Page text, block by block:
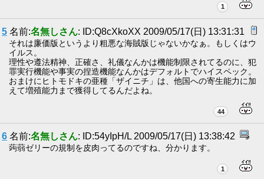
1
5 名前:名無しさん: ID:Q8cXkoXX 2009/05/17(日) 13:31:31
それは廉価版というより粗悪な海賊版じゃないかなぁ。もしくはウ
イルス。
理性や遵法精神、正確さ、礼儀なんかは機能制限されてるのに、犯
罪実行機能や事実の捏造機能なんかはデフォルトでハイスペック。
おまけにヒトモドキの亜種「ザイニチ」は、他国への寄生能力に加
えて増殖能力まで獲得してるんだよね。
44
6 名前:名無しさん: ID:54yIpH/L 2009/05/17(日) 13:38:42
蒟蒻ゼリーの規制を皮肉ってるのですね、分かります。
1